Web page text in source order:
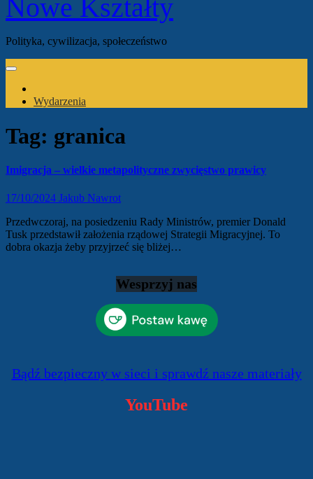
Nowe Kształty
Polityka, cywilizacja, społeczeństwo
Wydarzenia
Tag: granica
Imigracja – wielkie metapolityczne zwycięstwo prawicy
17/10/2024 Jakub Nawrot
Przedwczoraj, na posiedzeniu Rady Ministrów, premier Donald
Tusk przedstawił założenia rządowej Strategii Migracyjnej. To
dobra okazja żeby przyjrzeć się bliżej…
Wesprzyj nas
Bądź bezpieczny w sieci i sprawdź nasze materiały
YouTube